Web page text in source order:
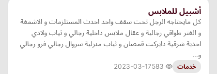
أشبيل للملابس
كل مايحتاجه الرجل تحت سقف واحد احدث المستلزمات و الاشمغة
و الغتر طواقي رجالية و عقال ملابس داخلية رجالي و ثياب ولادي
احذية شرقية دايركت قمصان و ثياب منزلية سروال رجالي فرو رجالي
و…
خدمات 2023-03-17